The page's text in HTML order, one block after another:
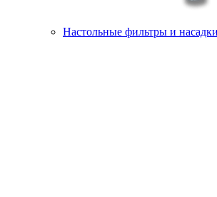
Настольные фильтры и